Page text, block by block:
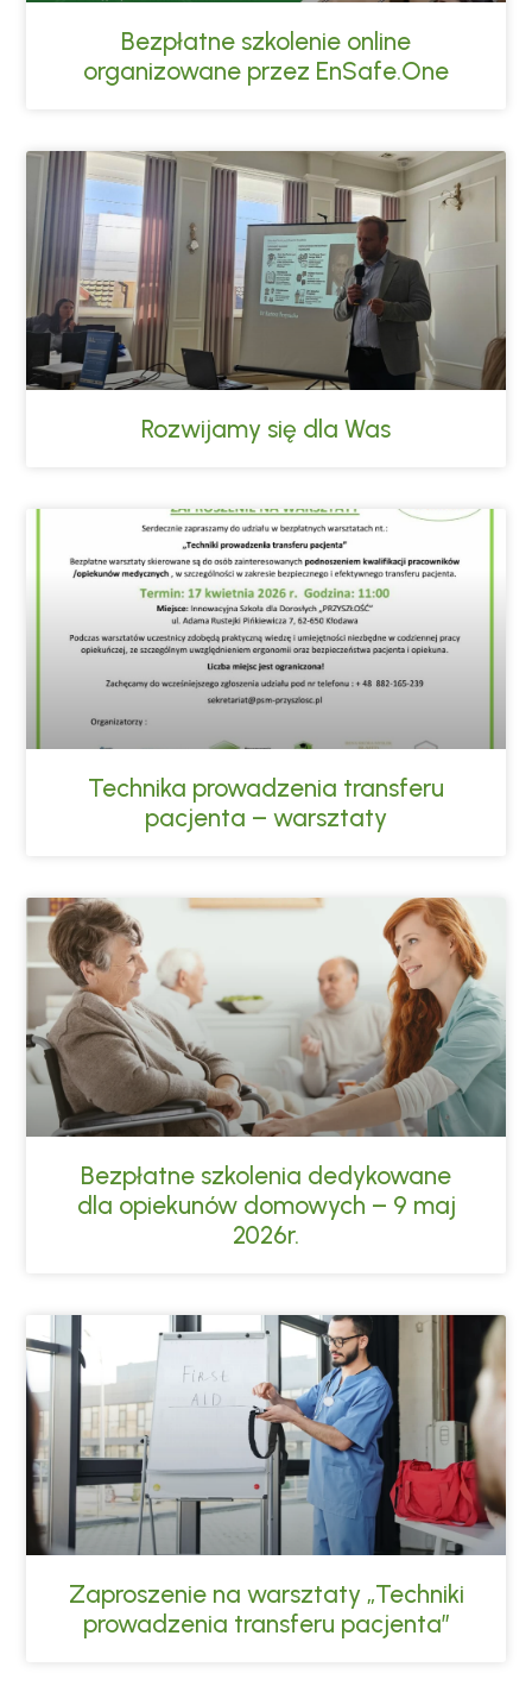
Bezpłatne szkolenie online
organizowane przez EnSafe.One
Rozwijamy się dla Was
Technika prowadzenia transferu
pacjenta – warsztaty
Bezpłatne szkolenia dedykowane
dla opiekunów domowych – 9 maj
2026r.
Zaproszenie na warsztaty „Techniki
prowadzenia transferu pacjenta”